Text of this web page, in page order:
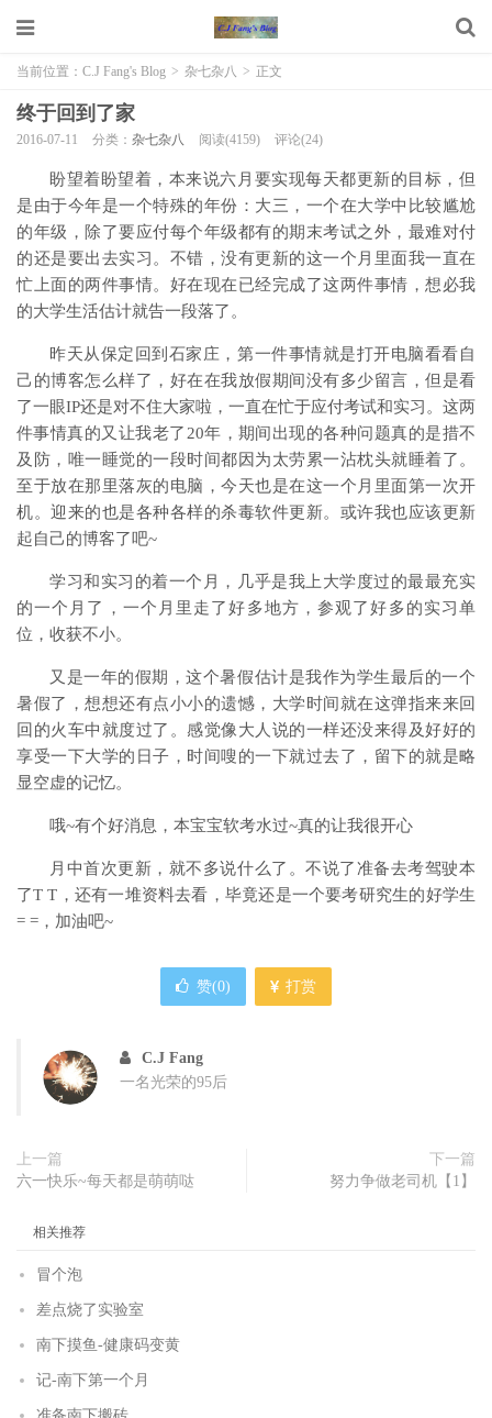
当前位置： C.J Fang's Blog > 杂七杂八 > 正文
终于回到了家
2016-07-11 分类： 杂七杂八 阅读(4159) 评论(24)
盼望着盼望着，本来说六月要实现每天都更新的目标，但
是由于今年是一个特殊的年份：大三，一个在大学中比较尴尬
的年级，除了要应付每个年级都有的期末考试之外，最难对付
的还是要出去实习。不错，没有更新的这一个月里面我一直在
忙上面的两件事情。好在现在已经完成了这两件事情，想必我
的大学生活估计就告一段落了。
昨天从保定回到石家庄，第一件事情就是打开电脑看看自
己的博客怎么样了，好在在我放假期间没有多少留言，但是看
了一眼IP还是对不住大家啦，一直在忙于应付考试和实习。这两
件事情真的又让我老了20年，期间出现的各种问题真的是措不
及防，唯一睡觉的一段时间都因为太劳累一沾枕头就睡着了。
至于放在那里落灰的电脑，今天也是在这一个月里面第一次开
机。迎来的也是各种各样的杀毒软件更新。或许我也应该更新
起自己的博客了吧~
学习和实习的着一个月，几乎是我上大学度过的最最充实
的一个月了，一个月里走了好多地方，参观了好多的实习单
位，收获不小。
又是一年的假期，这个暑假估计是我作为学生最后的一个
暑假了，想想还有点小小的遗憾，大学时间就在这弹指来来回
回的火车中就度过了。感觉像大人说的一样还没来得及好好的
享受一下大学的日子，时间嗖的一下就过去了，留下的就是略
显空虚的记忆。
哦~有个好消息，本宝宝软考水过~真的让我很开心
月中首次更新，就不多说什么了。不说了准备去考驾驶本
了T T，还有一堆资料去看，毕竟还是一个要考研究生的好学生
= =，加油吧~
赞(0) 打赏
C.J Fang
一名光荣的95后
上一篇
六一快乐~每天都是萌萌哒
下一篇
努力争做老司机【1】
相关推荐
冒个泡
差点烧了实验室
南下摸鱼-健康码变黄
记-南下第一个月